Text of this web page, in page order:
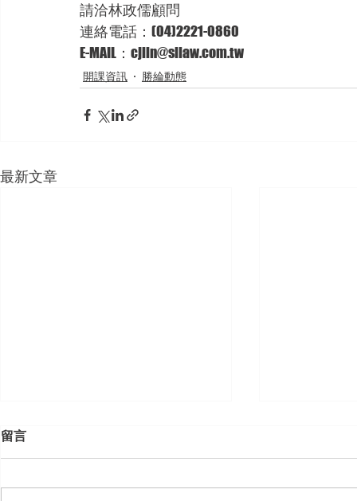
請洽林政儒顧問
連絡電話：(04)2221-0860
E-MAIL：cjlin@sllaw.com.tw
開課資訊 勝綸動態
最新文章
留言